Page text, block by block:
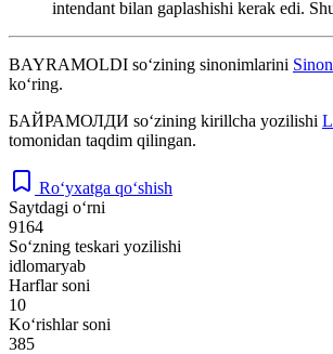
intendant bilan gaplashishi kerak edi.
BAYRAMOLDI so‘zining sinonimlarini
ko‘ring.
БАЙРАМОЛДИ so‘zining kirillcha yozilishi
tomonidan taqdim qilingan.
Ro‘yxatga qo‘shish
Saytdagi o‘rni
9164
So‘zning teskari yozilishi
idlomaryab
Harflar soni
10
Ko‘rishlar soni
385